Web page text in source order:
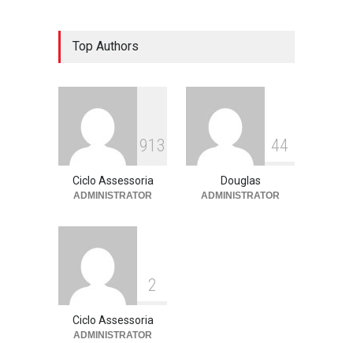
13 de julho de 2026
Top Authors
91 3
Ciclo Assessoria
ADMINISTRATOR
44
Douglas
ADMINISTRATOR
2
Ciclo Assessoria
ADMINISTRATOR